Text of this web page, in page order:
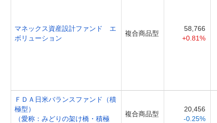
マネックス資産設計ファンド エ
ボリューション
複合商品型
58,766
+0.81%
ＦＤＡ日米バランスファンド（積
極型）
（愛称：みどりの架け橋・積極
複合商品型
20,456
-0.25%